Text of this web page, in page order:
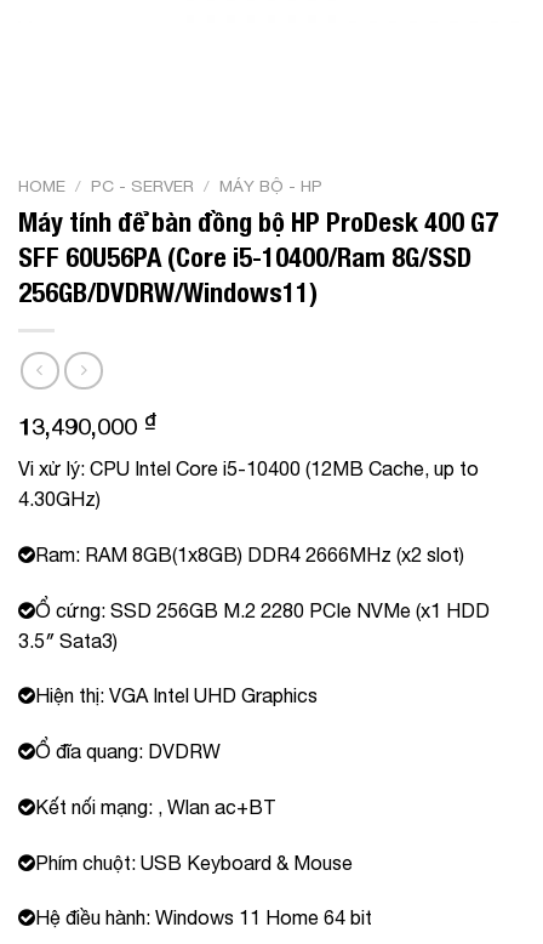
HOME / PC - SERVER / MÁY BỘ - HP
Máy tính để bàn đồng bộ HP ProDesk 400 G7
SFF 60U56PA (Core i5-10400/Ram 8G/SSD
256GB/DVDRW/Windows11)
13,490,000 ₫
Vi xử lý: CPU Intel Core i5-10400 (12MB Cache, up to
4.30GHz)
Ram: RAM 8GB(1x8GB) DDR4 2666MHz (x2 slot)
Ổ cứng: SSD 256GB M.2 2280 PCIe NVMe (x1 HDD
3.5″ Sata3)
Hiện thị: VGA Intel UHD Graphics
Ổ đĩa quang: DVDRW
Kết nối mạng: , Wlan ac+BT
Phím chuột: USB Keyboard & Mouse
Hệ điều hành: Windows 11 Home 64 bit